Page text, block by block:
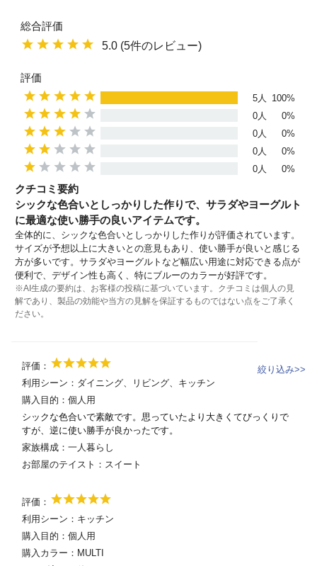
総合評価
5.0 (5件のレビュー)
評価
5人
100%
0人
0%
0人
0%
0人
0%
0人
0%
クチコミ要約
シックな色合いとしっかりした作りで、サラダやヨーグルト
に最適な使い勝手の良いアイテムです。
全体的に、シックな色合いとしっかりした作りが評価されています。
サイズが予想以上に大きいとの意見もあり、使い勝手が良いと感じる
方が多いです。サラダやヨーグルトなど幅広い用途に対応できる点が
便利で、デザイン性も高く、特にブルーのカラーが好評です。
※AI生成の要約は、お客様の投稿に基づいています。クチコミは個人の見
解であり、製品の効能や当方の見解を保証するものではない点をご了承く
ださい。
絞り込み>>
評価：
利用シーン： ダイニング、 リビング、 キッチン
購入目的： 個人用
シックな色合いで素敵です。思っていたより大きくてびっくりで
すが、逆に使い勝手が良かったです。
家族構成： 一人暮らし
お部屋のテイスト： スイート
評価：
利用シーン： キッチン
購入目的： 個人用
購入カラー： MULTI